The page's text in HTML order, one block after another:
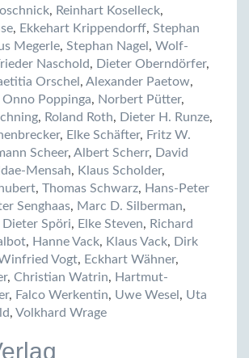
, Reinhart Koselleck,
, Ekkehart Krippendorff, Stephan
Megerle, Stephan Nagel , Wolf-
Naschold, Dieter Oberndörfer,
Orschel , Alexander Paetow,
Onno Poppinga, Norbert Pütter,
, Roland Roth, Dieter H. Runze,
, Elke Schäfter, Fritz W.
Scheer, Albert Scherr, David
Mensah, Klaus Scholder,
, Thomas Schwarz, Hans-Peter
Senghaas, Marc D. Silberman,
Dieter Spöri, Elke Steven, Richard
, Hanne Vack, Klaus Vack, Dirk
Vogt, Eckhart Wähner,
, Christian Watrin, Hartmut-
, Falco Werkentin, Uwe Wesel , Uta
, Volkhard Wrage